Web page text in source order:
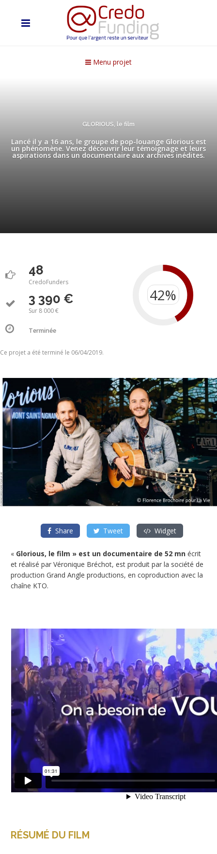
Menu projet
GLORIOUS, le film
Lancé il y a 16 ans, le groupe de pop-louange Glorious est
un phénomène. Venez découvrir leur témoignage et leurs
aspirations dans un documentaire aux archives inédites.
48
CredoFunders
3 390 €
Sur 8 000 €
Terminée
Ce projet a été terminé le 06/04/2019.
Share Tweet Widget
« Glorious, le film » est un documentaire de 52 mn écrit
et réalisé par Véronique Bréchot, est produit par la société de
production Grand Angle productions, en coproduction avec la
chaîne KTO.
RÉSUMÉ DU FILM